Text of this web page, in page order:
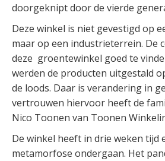
doorgeknipt door de vierde
Deze winkel is niet gevestigd op
maar op een industrieterrein. De
deze groentewinkel goed te
werden de producten uitgestald
de loods. Daar is verandering in
vertrouwen hiervoor heeft de
Nico Toonen van Toonen
De winkel heeft in drie weken tijd
metamorfose ondergaan. Het